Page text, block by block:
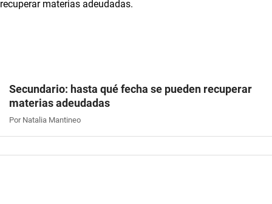
Secundario: hasta qué fecha se pueden recuperar
materias adeudadas
Por Natalia Mantineo